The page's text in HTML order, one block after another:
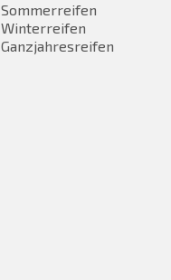
Sommerreifen
Winterreifen
Ganzjahresreifen